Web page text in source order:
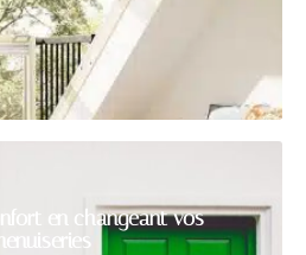
en changeant vos